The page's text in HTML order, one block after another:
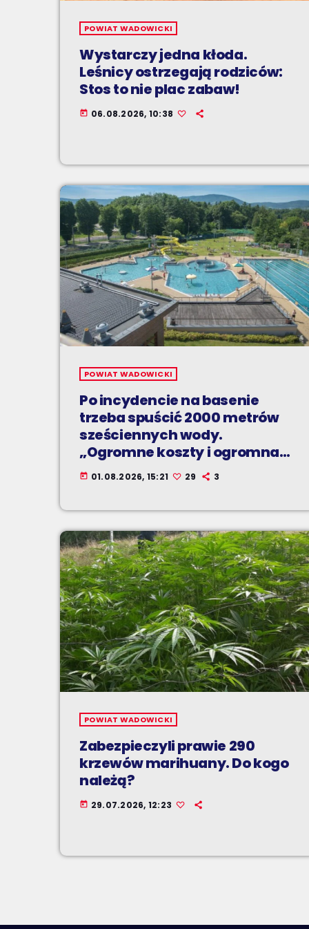
POWIAT WADOWICKI
Wystarczy jedna kłoda.
Leśnicy ostrzegają rodziców:
Stos to nie plac zabaw!
today 06.08.2026, 10:38
POWIAT WADOWICKI
Po incydencie na basenie
trzeba spuścić 2000 metrów
sześciennych wody.
„Ogromne koszty i ogromna
praca”
today 01.08.2026, 15:21 29 3
POWIAT WADOWICKI
Zabezpieczyli prawie 290
krzewów marihuany. Do kogo
należą?
today 29.07.2026, 12:23